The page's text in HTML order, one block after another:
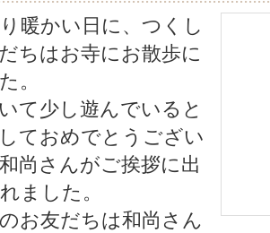
暖かい日に、つくし
ちはお寺にお散歩に
。
て少し遊んでいると
しておめでとうござい
尚さんがご挨拶に出
ました。
お友だちは和尚さん